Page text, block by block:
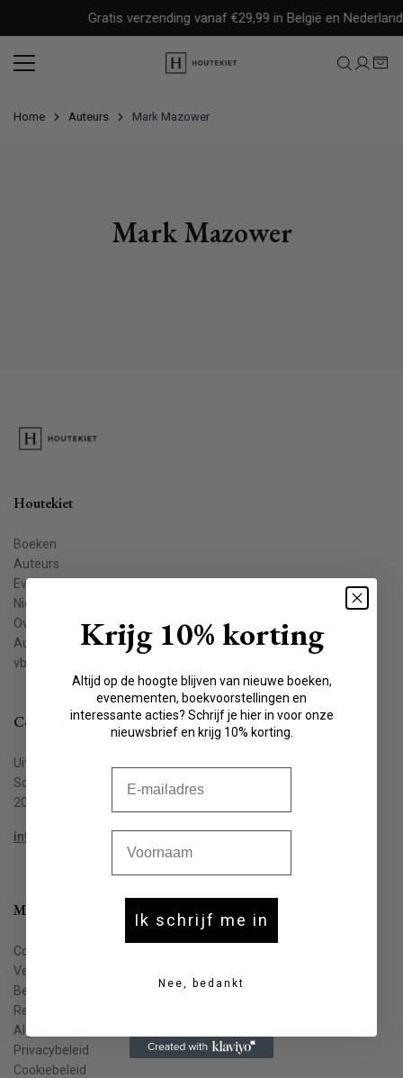
content
Gratis verzending vanaf €29,99 in België en Nederland
Home Auteurs Mark Mazower
Mark Mazower
Houtekiet
Boeken
Auteurs
Evenementen
Nieuws
Over ons
Auteur worden
vbkbelgie.be
Contact
Uitgeverij Houtekiet
Schaliënstraat 1, bus 11
2000 Antwerpen
info@houtekiet.be
Meer info
Contact
Veelgestelde vragen
Bestellen & leveren
Retourneren
Algemene voorwaarden
Privacybeleid
Cookiebeleid
Krijg 10% korting
Altijd op de hoogte blijven van nieuwe boeken,
evenementen, boekvoorstellingen en
interessante acties? Schrijf je hier in voor onze
nieuwsbrief en krijg 10% korting.
Ik schrijf me in
Nee, bedankt